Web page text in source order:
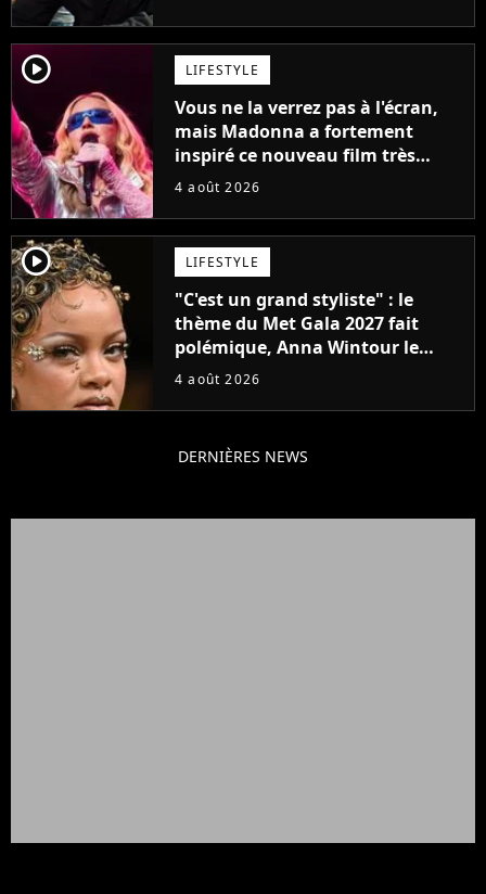
player2 LIFESTYLE
Vous ne la verrez pas à l'écran,
mais Madonna a fortement
inspiré ce nouveau film très
attendu
4 août 2026
player2 LIFESTYLE
"C'est un grand styliste" : le
thème du Met Gala 2027 fait
polémique, Anna Wintour le
défend
4 août 2026
DERNIÈRES NEWS